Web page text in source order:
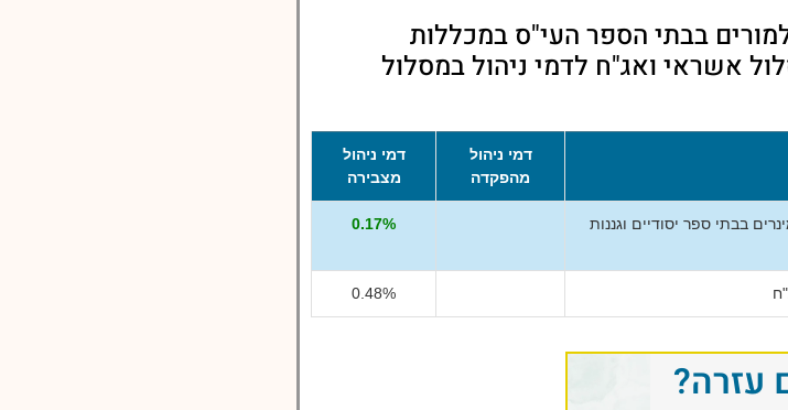
בבתי הספר העי"ס במכללות
אשראי ואג"ח לדמי ניהול במסלול
דמי ניהול
מהפקדה
דמי ניהול
מצבירה
בבתי ספר יסודיים וגננות
0.17%
0.48%
עזרה?